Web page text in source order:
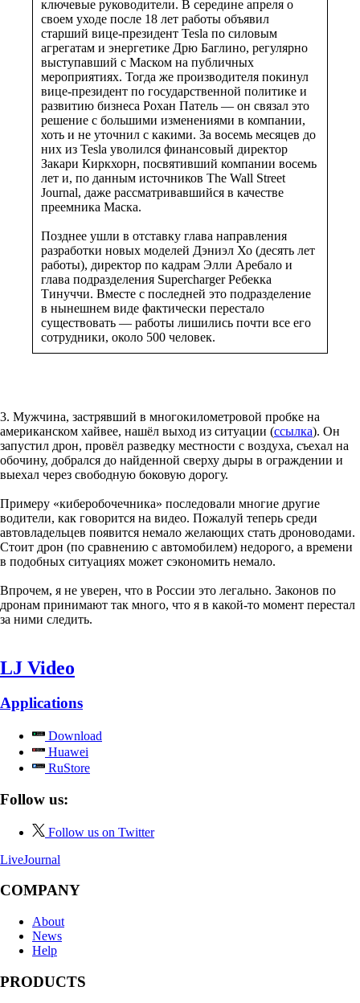
ключевые руководители. В середине апреля о
своем уходе после 18 лет работы объявил
старший вице-президент Tesla по силовым
агрегатам и энергетике Дрю Баглино, регулярно
выступавший с Маском на публичных
мероприятиях. Тогда же производителя покинул
вице-президент по государственной политике и
развитию бизнеса Рохан Патель — он связал это
решение с большими изменениями в компании,
хоть и не уточнил с какими. За восемь месяцев до
них из Tesla уволился финансовый директор
Закари Киркхорн, посвятивший компании восемь
лет и, по данным источников The Wall Street
Journal, даже рассматривавшийся в качестве
преемника Маска.
Позднее ушли в отставку глава направления
разработки новых моделей Дэниэл Хо (десять лет
работы), директор по кадрам Элли Аребало и
глава подразделения Supercharger Ребекка
Тинуччи. Вместе с последней это подразделение
в нынешнем виде фактически перестало
существовать — работы лишились почти все его
сотрудники, около 500 человек.
3. Мужчина, застрявший в многокилометровой пробке на
американском хайвее, нашёл выход из ситуации (ссылка). Он
запустил дрон, провёл разведку местности с воздуха, съехал на
обочину, добрался до найденной сверху дыры в ограждении и
выехал через свободную боковую дорогу.
Примеру «киберобочечника» последовали многие другие
водители, как говорится на видео. Пожалуй теперь среди
автовладельцев появится немало желающих стать дроноводами.
Стоит дрон (по сравнению с автомобилем) недорого, а времени
в подобных ситуациях может сэкономить немало.
Впрочем, я не уверен, что в России это легально. Законов по
дронам принимают так много, что я в какой-то момент перестал
за ними следить.
LJ Video
Applications
Download
Huawei
RuStore
Follow us:
Follow us on Twitter
LiveJournal
COMPANY
About
News
Help
PRODUCTS